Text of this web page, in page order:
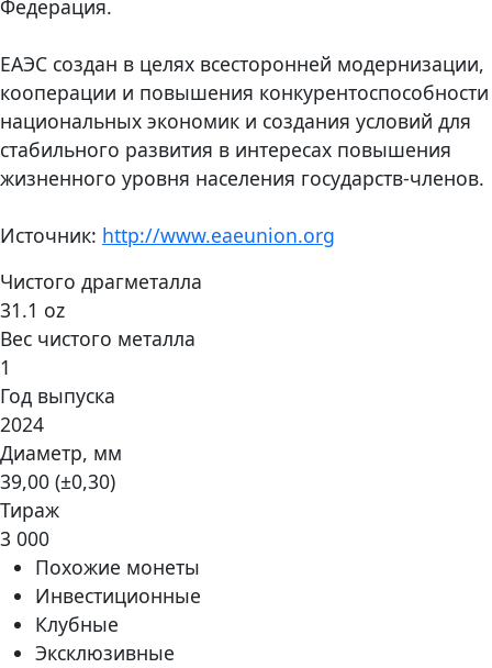
Федерация.
ЕАЭС создан в целях всесторонней модернизации,
кооперации и повышения конкурентоспособности
национальных экономик и создания условий для
стабильного развития в интересах повышения
жизненного уровня населения государств-членов.
Источник: http://www.eaeunion.org
Чистого драгметалла
31.1 oz
Вес чистого металла
1
Год выпуска
2024
Диаметр, мм
39,00 (±0,30)
Тираж
3 000
Похожие монеты
Инвестиционные
Клубные
Эксклюзивные